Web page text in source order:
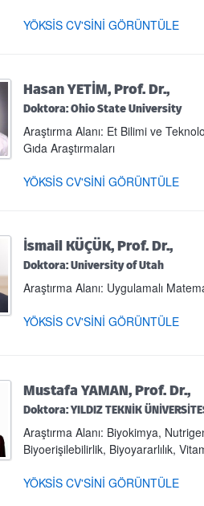
YÖKSİS CV'SİNİ GÖRÜNTÜLE
Hasan YETİM, Prof. Dr.,
Doktora: Ohio State University
Araştırma Alanı: Et Bilimi ve
Gıda Araştırmaları
YÖKSİS CV'SİNİ GÖRÜNTÜLE
İsmail KÜÇÜK, Prof. Dr.,
Doktora: University of Utah
Araştırma Alanı: Uygulamalı
YÖKSİS CV'SİNİ GÖRÜNTÜLE
Mustafa YAMAN, Prof. Dr.,
Doktora: YILDIZ TEKNİK
Araştırma Alanı: Biyokimya,
Biyoerişilebilirlik, Biyoyararlılık,
YÖKSİS CV'SİNİ GÖRÜNTÜLE